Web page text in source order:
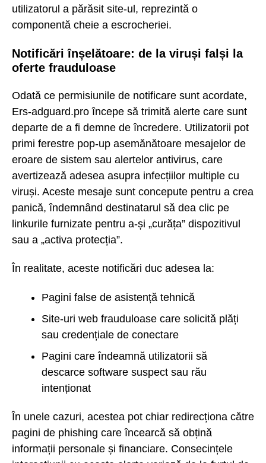
utilizatorul a părăsit site-ul, reprezintă o
componentă cheie a escrocheriei.
Notificări înșelătoare: de la viruși falși la
oferte frauduloase
Odată ce permisiunile de notificare sunt acordate,
Ers-adguard.pro începe să trimită alerte care sunt
departe de a fi demne de încredere. Utilizatorii pot
primi ferestre pop-up asemănătoare mesajelor de
eroare de sistem sau alertelor antivirus, care
avertizează adesea asupra infecțiilor multiple cu
viruși. Aceste mesaje sunt concepute pentru a crea
panică, îndemnând destinatarul să dea clic pe
linkurile furnizate pentru a-și „curăța” dispozitivul
sau a „activa protecția”.
În realitate, aceste notificări duc adesea la:
Pagini false de asistență tehnică
Site-uri web frauduloase care solicită plăți
sau credențiale de conectare
Pagini care îndeamnă utilizatorii să
descarce software suspect sau rău
intenționat
În unele cazuri, acestea pot chiar redirecționa către
pagini de phishing care încearcă să obțină
informații personale și financiare. Consecințele